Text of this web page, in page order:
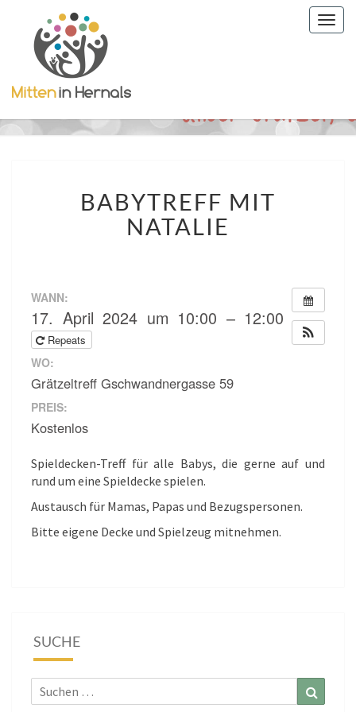
MIT
NATALIE
BABYTREFF MIT
NATALIE
WANN:
17. April 2024 um 10:00 – 12:00
Repeats
WO:
Grätzeltreff Gschwandnergasse 59
PREIS:
Kostenlos
Spieldecken-Treff für alle Babys, die gerne auf und
rund um eine Spieldecke spielen.
Austausch für Mamas, Papas und Bezugspersonen.
Bitte eigene Decke und Spielzeug mitnehmen.
SUCHE
Suchen
nach: